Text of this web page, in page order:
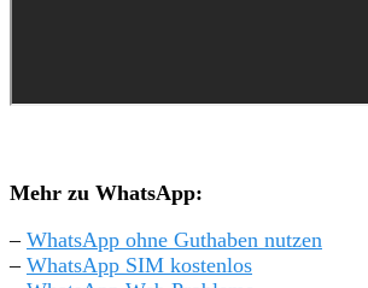
Mehr zu WhatsApp:
– WhatsApp ohne Guthaben nutzen
– WhatsApp SIM kostenlos